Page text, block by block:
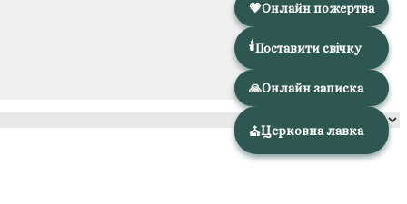
💗Онлайн пожертва
🕯️Поставити свічку
🙏Онлайн записка
⛪Церковна лавка